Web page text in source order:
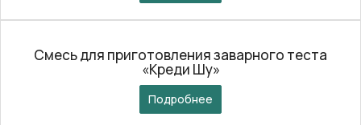
Смесь для приготовления заварного теста
«Креди Шу»
Подробнее